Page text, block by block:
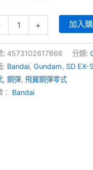
+ 加入
: 4573102617866 分類:
: Bandai,Gundam, SD EX-
,鋼彈,飛翼鋼彈零式
： Bandai